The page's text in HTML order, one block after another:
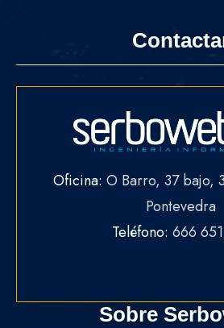
Sobre
Oficina: O Barro, 37 bajo,
Pontevedra
Teléfono: 666